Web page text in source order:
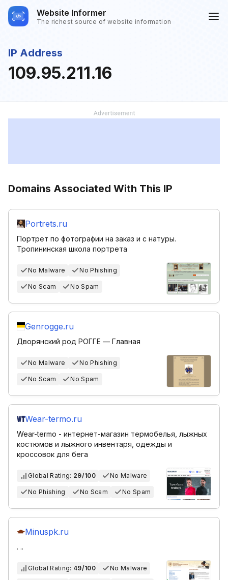
Website Informer
The richest source of website information
IP Address
109.95.211.16
Domains Associated With This IP
Portrets.ru
Портрет по фотографии на заказ и с натуры.
Тропининская школа портрета
No Malware No Phishing
No Scam No Spam
Genrogge.ru
Дворянский род РОГГЕ — Главная
No Malware No Phishing
No Scam No Spam
Wear-termo.ru
Wear-termo - интернет-магазин термобелья, лыжных
костюмов и лыжного инвентаря, одежды и
кроссовок для бега
Global Rating: 29/100 No Malware
No Phishing No Scam No Spam
Minuspk.ru
. ..
Global Rating: 49/100 No Malware